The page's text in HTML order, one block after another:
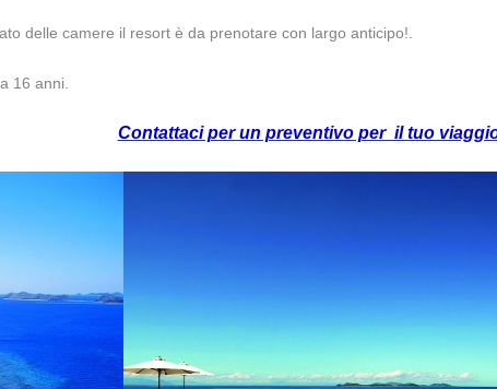
delle camere il resort è da prenotare con largo anticipo!.
16 anni.
Contattaci per un preventivo per il tuo